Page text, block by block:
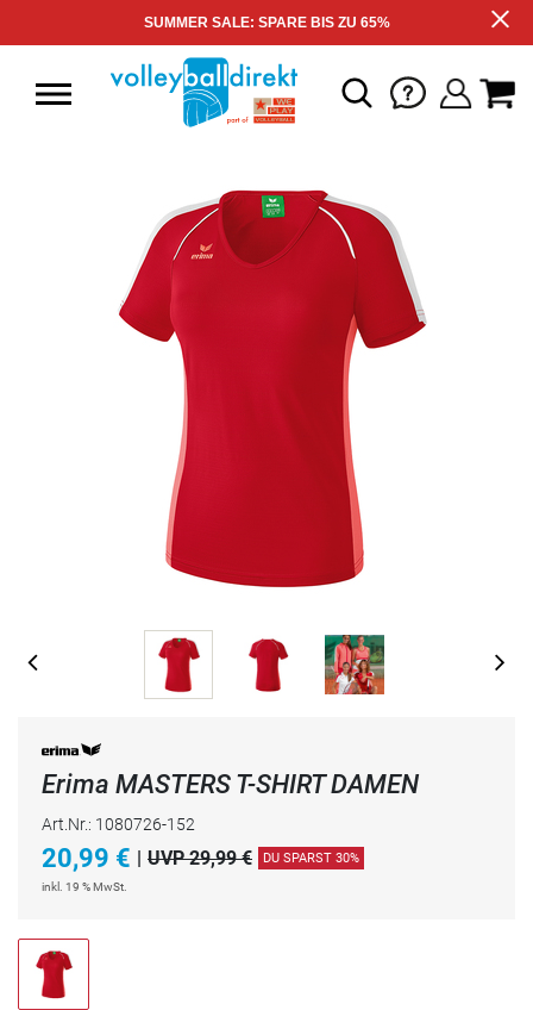
SUMMER SALE: SPARE BIS ZU 65%
Erima MASTERS T-SHIRT DAMEN
Art.Nr.: 1080726-152
20,99 € | UVP 29,99 € DU SPARST 30%
inkl. 19 % MwSt.